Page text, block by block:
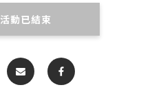
動已結束